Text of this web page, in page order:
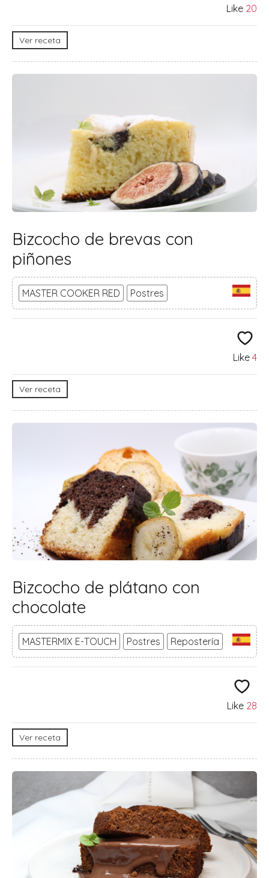
Like 20
Ver receta
Bizcocho de brevas con
piñones
MASTER COOKER RED Postres
Like 4
Ver receta
Bizcocho de plátano con
chocolate
MASTERMIX E-TOUCH Postres Repostería
Like 28
Ver receta